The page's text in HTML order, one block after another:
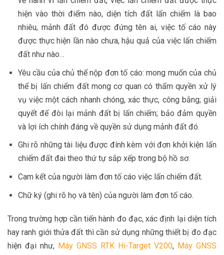
hiện vào thời điểm nào, diện tích đất lấn chiếm là bao
nhiêu, mảnh đất đó được đứng tên ai, việc tố cáo này
được thực hiện lần nào chưa, hậu quả của việc lấn chiếm
đất như nào…
Yêu cầu của chủ thể nộp đơn tố cáo: mong muốn của chủ
thể bị lấn chiếm đất mong cơ quan có thẩm quyền xử lý
vụ việc một cách nhanh chóng, xác thực, công bằng; giải
quyết để đòi lại mảnh đất bị lấn chiếm; bảo đảm quyền
và lợi ích chính đáng về quyền sử dụng mảnh đất đó.
Ghi rõ những tài liệu được đính kèm với đơn khởi kiện lấn
chiếm đất đai theo thứ tự sắp xếp trong bộ hồ sơ.
Cam kết của người làm đơn tố cáo việc lấn chiếm đất.
Chữ ký (ghi rõ họ và tên) của người làm đơn tố cáo.
Trong trường hợp cần tiến hành đo đạc, xác định lại diện tích
hay ranh giới thửa đất thì cần sử dụng những thiết bị đo đạc
hiện đại như, Máy GNSS RTK Hi-Target V200, Máy GNSS